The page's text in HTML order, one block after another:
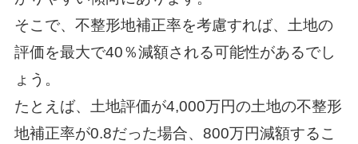
そこで、不整形地補正率を考慮すれば、土地の
評価を最大で40％減額される可能性があるでし
ょう。
たとえば、土地評価が4,000万円の土地の不整形
地補正率が0.8だった場合、800万円減額するこ